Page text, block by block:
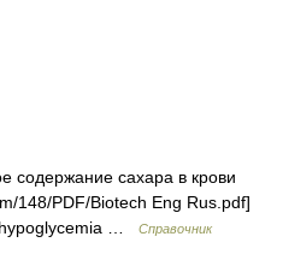
содержание сахара в крови
148/PDF/Biotech Eng Rus.pdf]
hypoglycemia …
Справочник